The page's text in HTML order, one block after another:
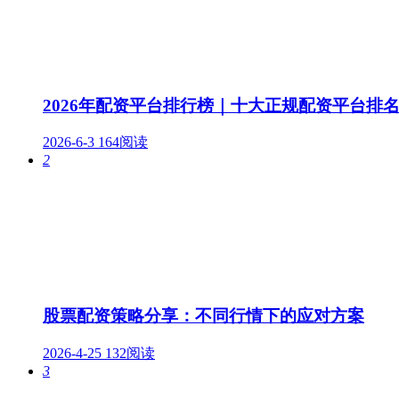
2026年配资平台排行榜｜十大正规配资平台排
2026-6-3 164阅读
2
股票配资策略分享：不同行情下的应对方案
2026-4-25 132阅读
3